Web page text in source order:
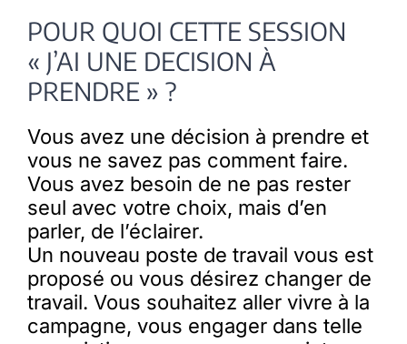
POUR QUOI CETTE SESSION
« J’AI UNE DECISION À
PRENDRE » ?
Vous avez une décision à prendre et
vous ne savez pas comment faire.
Vous avez besoin de ne pas rester
seul avec votre choix, mais d’en
parler, de l’éclairer.
Un nouveau poste de travail vous est
proposé ou vous désirez changer de
travail. Vous souhaitez aller vivre à la
campagne, vous engager dans telle